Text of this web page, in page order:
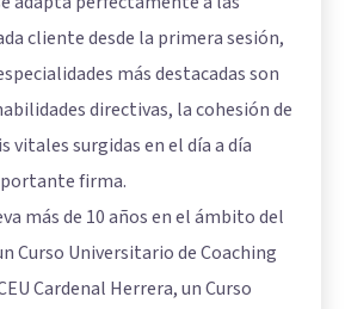
cliente desde la primera sesión,
más destacadas son
directivas, la cohesión de
vitales surgidas en el día a día
firma.
más de 10 años en el ámbito del
Curso Universitario de Coaching
Cardenal Herrera, un Curso